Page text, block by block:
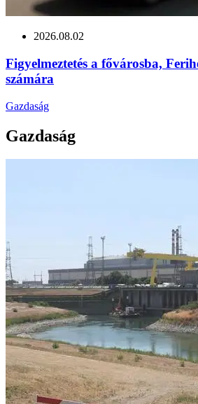
2026.08.02
Figyelmeztetés a fővárosba,
számára
Gazdaság
Gazdaság